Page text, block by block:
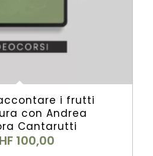
i frutti
con Andrea
Cantarutti
100,00Fascia